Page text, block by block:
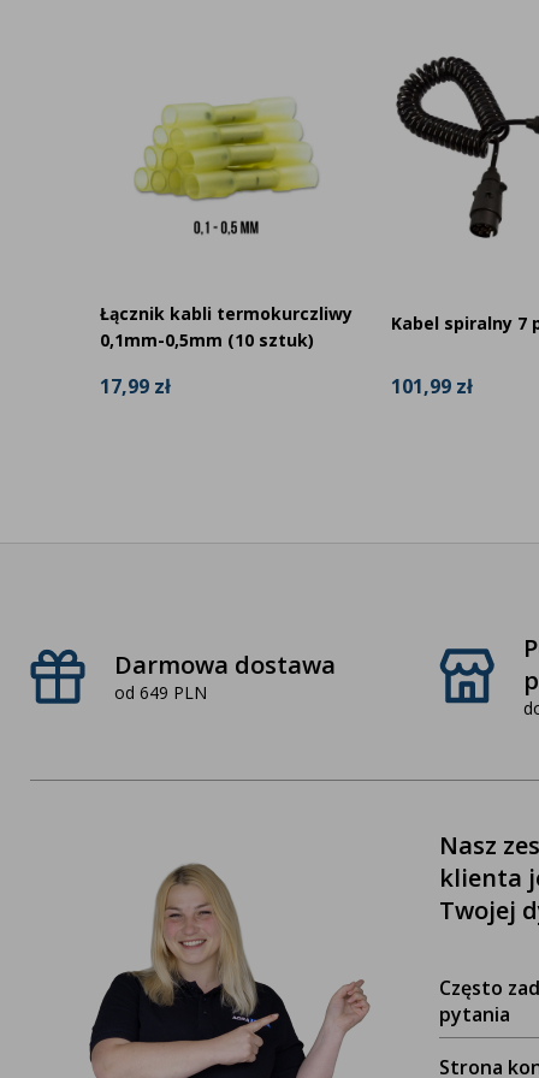
Łącznik kabli termokurczliwy
0,1mm-0,5mm (10 sztuk)
17,99 zł
Kabel spiralny 7
101,99 zł
Darmowa dostawa
od 649 PLN
Nasz
klienta
Twojej
Często
pytania
Strona